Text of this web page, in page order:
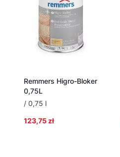
Remmers Higro-Bloker
0,75L
/ 0,75 l
123,75 zł